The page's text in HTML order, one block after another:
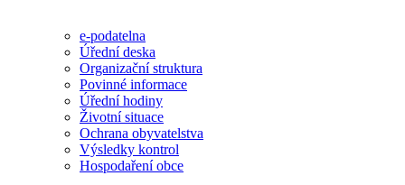
e-podatelna
Úřední deska
Organizační struktura
Povinné informace
Úřední hodiny
Životní situace
Ochrana obyvatelstva
Výsledky kontrol
Hospodaření obce